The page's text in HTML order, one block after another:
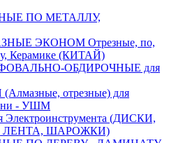
ПО МЕТАЛЛУ,
ЭКОНОМ Отрезные, по,
Керамике (КИТАЙ)
ОБДИРОЧНЫЕ для
отрезные) для
- УШМ
(ДИСКИ,
ШАРОЖКИ)